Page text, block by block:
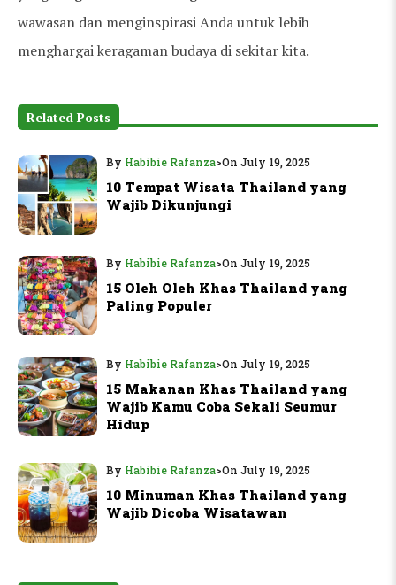
wawasan dan menginspirasi Anda untuk lebih
menghargai keragaman budaya di sekitar kita.
Related Posts
By Habibie Rafanza>On July 19, 2025
10 Tempat Wisata Thailand yang
Wajib Dikunjungi
By Habibie Rafanza>On July 19, 2025
15 Oleh Oleh Khas Thailand yang
Paling Populer
By Habibie Rafanza>On July 19, 2025
15 Makanan Khas Thailand yang
Wajib Kamu Coba Sekali Seumur
Hidup
By Habibie Rafanza>On July 19, 2025
10 Minuman Khas Thailand yang
Wajib Dicoba Wisatawan